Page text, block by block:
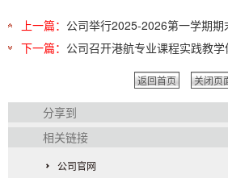
上一篇： 公司举行2025-2026第一学期期
下一篇： 公司召开港航专业课程实践教学
返回首页 关闭页
分享到
相关链接
公司官网